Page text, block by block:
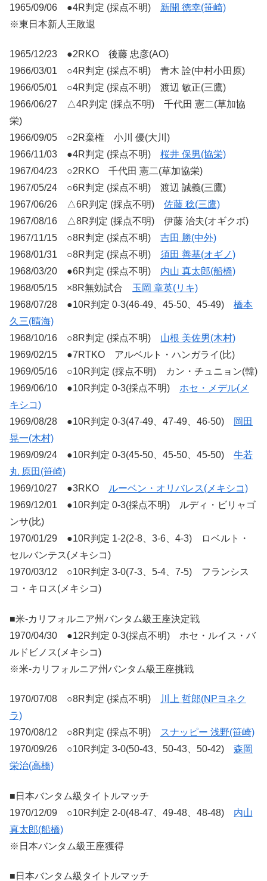
1965/09/06 ●4R判定 (採点不明) 新開 徳幸(笹崎)
※東日本新人王敗退
1965/12/23 ●2RKO 後藤 忠彦(AO)
1966/03/01 ○4R判定 (採点不明) 青木 詮(中村小田原)
1966/05/01 ○4R判定 (採点不明) 渡辺 敏正(三鷹)
1966/06/27 △4R判定 (採点不明) 千代田 憲二(草加協
栄)
1966/09/05 ○2R棄権 小川 優(大川)
1966/11/03 ●4R判定 (採点不明) 桜井 保男(協栄)
1967/04/23 ○2RKO 千代田 憲二(草加協栄)
1967/05/24 ○6R判定 (採点不明) 渡辺 誠義(三鷹)
1967/06/26 △6R判定 (採点不明) 佐藤 稔(三鷹)
1967/08/16 △8R判定 (採点不明) 伊藤 治夫(オギクボ)
1967/11/15 ○8R判定 (採点不明) 吉田 勝(中外)
1968/01/31 ○8R判定 (採点不明) 須田 善基(オギノ)
1968/03/20 ●6R判定 (採点不明) 内山 真太郎(船橋)
1968/05/15 ×8R無効試合 玉岡 章英(リキ)
1968/07/28 ●10R判定 0-3(46-49、45-50、45-49) 橋本
久三(晴海)
1968/10/16 ○8R判定 (採点不明) 山根 美佐男(木村)
1969/02/15 ●7RTKO アルベルト・ハンガライ(比)
1969/05/16 ○10R判定 (採点不明) カン・チュニョン(韓)
1969/06/10 ●10R判定 0-3(採点不明) ホセ・メデル(メ
キシコ)
1969/08/28 ●10R判定 0-3(47-49、47-49、46-50)
岡田
晃一(木村)
1969/09/24 ●10R判定 0-3(45-50、45-50、45-50) 牛若
丸 原田(笹崎)
1969/10/27 ●3RKO
ルーベン・オリバレス(メキシコ)
1969/12/01 ●10R判定 0-3(採点不明) ルディ・ビリャゴ
ンサ(比)
1970/01/29 ●10R判定 1-2(2-8、3-6、4-3) ロベルト・
セルバンテス(メキシコ)
1970/03/12 ○10R判定 3-0(7-3、5-4、7-5) フランシス
コ・キロス(メキシコ)
■米-カリフォルニア州バンタム級王座決定戦
1970/04/30 ●12R判定 0-3(採点不明) ホセ・ルイス・バ
ルドビノス(メキシコ)
※米-カリフォルニア州バンタム級王座挑戦
1970/07/08 ○8R判定 (採点不明)
川上 哲郎(NPヨネク
ラ)
1970/08/12 ○8R判定 (採点不明)
スナッピー 浅野(笹崎)
1970/09/26 ○10R判定 3-0(50-43、50-43、50-42) 森岡
栄治(高橋)
■日本バンタム級タイトルマッチ
1970/12/09 ○10R判定 2-0(48-47、49-48、48-48) 内山
真太郎(船橋)
※日本バンタム級王座獲得
■日本バンタム級タイトルマッチ